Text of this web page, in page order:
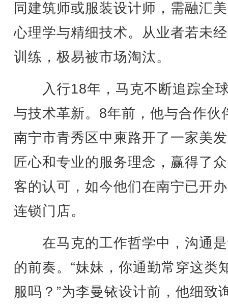
同建筑师或服装设计师，需融汇
心理学与精细技术。从业者若未
训练，极易被市场淘汰。
入行18年，马克不断追踪全
与技术革新。8年前，他与合作伙
南宁市青秀区中柬路开了一家美
匠心和专业的服务理念，赢得了
客的认可，如今他们在南宁已开
连锁门店。
在马克的工作哲学中，沟通
的前奏。“妹妹，你通勤常穿这类
服吗？”为李曼铱设计前，他细致